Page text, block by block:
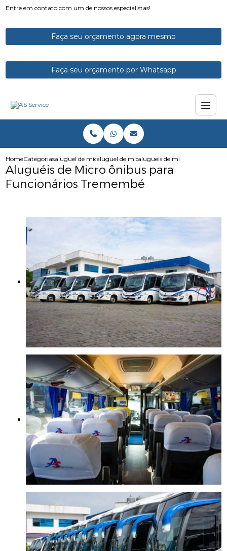
Entre em contato com um de nossos especialistas!
Faça seu orçamento agora mesmo
Faça seu orçamento por Whatsapp
HomeCategoriasaluguel de micro onibusaluguel de micro onibus para funcionarios
alugueis de micro onibus
Aluguéis de Micro ônibus para
Funcionários Tremembé